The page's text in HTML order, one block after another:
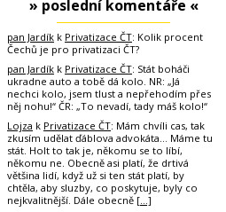
» poslední komentáře «
pan Jardík k Privatizace ČT: Kolik procent
Čechů je pro privatizaci ČT?
pan Jardík k Privatizace ČT: Stát boháči
ukradne auto a tobě dá kolo. NR: „Já
nechci kolo, jsem tlust a nepřehodím přes
něj nohu!“ ČR: „To nevadí, tady máš kolo!“
Lojza k Privatizace ČT: Mám chvíli cas, tak
zkusím udělat ďáblova advokáta... Máme tu
stát. Holt to tak je, někomu se to líbí,
někomu ne. Obecně asi platí, že drtivá
většina lidí, když už si ten stát platí, by
chtěla, aby sluzby, co poskytuje, byly co
nejkvalitnější. Dále obecně […]